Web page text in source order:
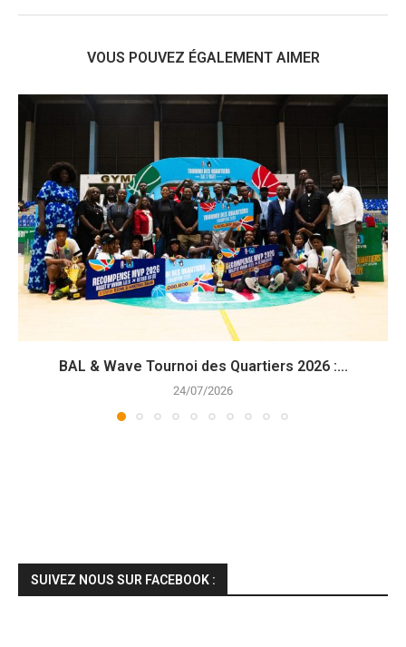
VOUS POUVEZ ÉGALEMENT AIMER
BAL & Wave Tournoi des Quartiers 2026 :...
24/07/2026
SUIVEZ NOUS SUR FACEBOOK :